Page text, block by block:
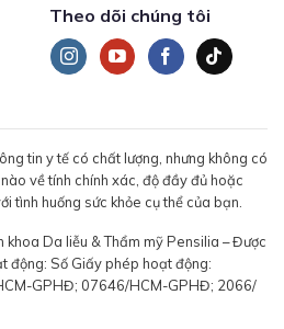
Theo dõi chúng tôi
tin y tế có chất lượng, nhưng không có
về tính chính xác, độ đầy đủ hoặc
tình huống sức khỏe cụ thể của bạn.
khoa Da liễu & Thẩm mỹ Pensilia – Được
động: Số Giấy phép hoạt động:
GPHĐ; 07646/HCM-GPHĐ; 2066/